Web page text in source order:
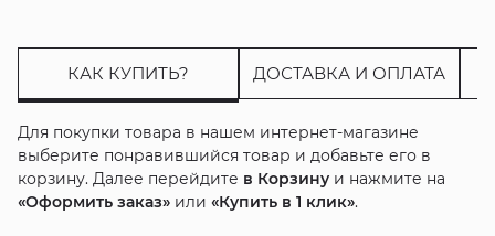
КАК КУПИТЬ? ДОСТАВКА И ОПЛАТА
Для покупки товара в нашем интернет-магазине
выберите понравившийся товар и добавьте его в
корзину. Далее перейдите в Корзинуи нажмите на
«Оформить заказ»или «Купить в 1 клик».